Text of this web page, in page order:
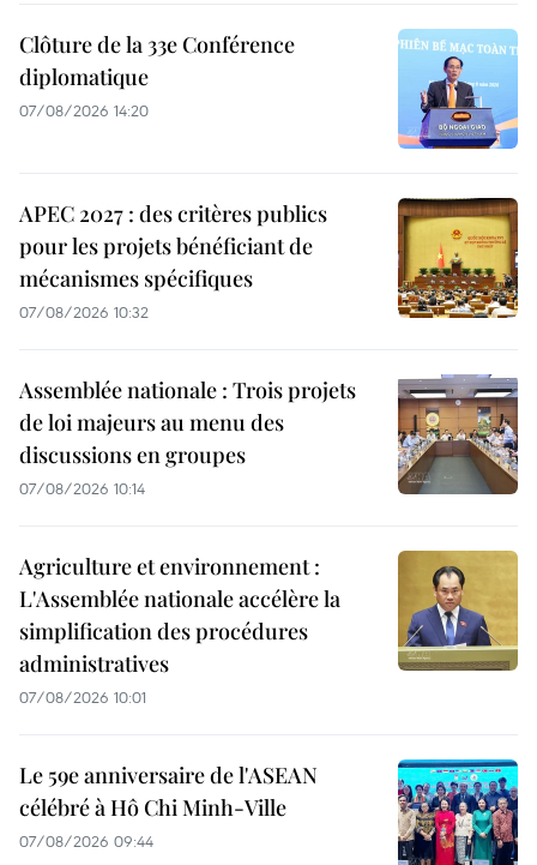
Clôture de la 33e Conférence
diplomatique
07/08/2026 14:20
APEC 2027 : des critères publics
pour les projets bénéficiant de
mécanismes spécifiques
07/08/2026 10:32
Assemblée nationale : Trois projets
de loi majeurs au menu des
discussions en groupes
07/08/2026 10:14
Agriculture et environnement :
L'Assemblée nationale accélère la
simplification des procédures
administratives
07/08/2026 10:01
Le 59e anniversaire de l'ASEAN
célébré à Hô Chi Minh-Ville
07/08/2026 09:44